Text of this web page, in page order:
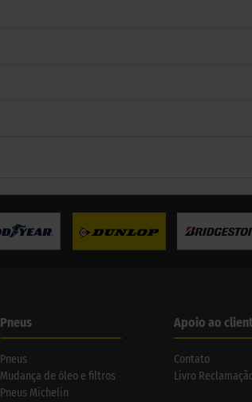
Pneus
Pneus
Mudança de óleo e filtros
Pneus Michelin
Apoio ao
Contato
Livro